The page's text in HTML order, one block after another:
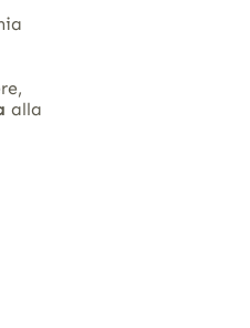
alla